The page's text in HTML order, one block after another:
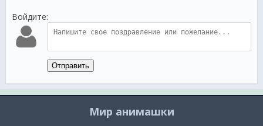
Войдите:
Отправить
Мир анимашки